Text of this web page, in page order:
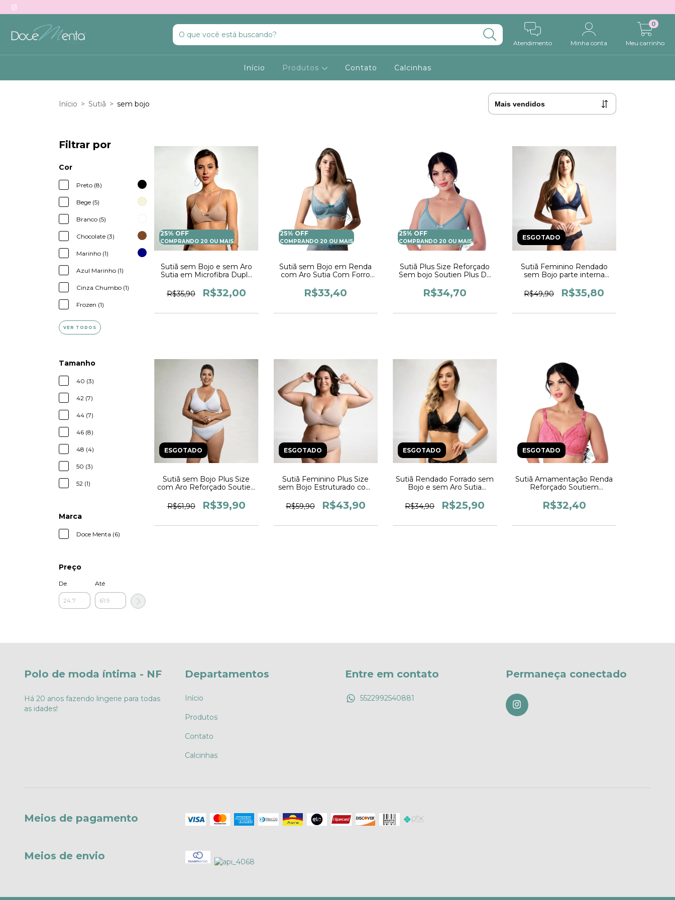
Atendimento Minha conta Meu carrinho
0
Início Produtos Contato Calcinhas
Início > Sutiã > sem bojo
Filtrar por
Cor
Preto (8)
Bege (5)
Branco (5)
Chocolate (3)
Marinho (1)
Azul Marinho (1)
Cinza Chumbo (1)
Frozen (1)
VER TODOS
Tamanho
40 (3)
42 (7)
44 (7)
46 (8)
48 (4)
50 (3)
52 (1)
Marca
Doce Menta (6)
Preço
De Até
25% OFF
COMPRANDO 20 OU MAIS
Sutiã sem Bojo e sem Aro
Sutia em Microfibra Duplo
R$35,90
R$32,00
25% OFF
COMPRANDO 20 OU MAIS
Sutiã sem Bojo em Renda
com Aro Sutia Com Forro
R$33,40
25% OFF
COMPRANDO 20 OU MAIS
Sutiã Plus Size Reforçado
Sem bojo Soutien Plus De
Sustentação Lingerie Sutia
Feminina
R$34,70
ESGOTADO
Sutiã Feminino Rendado
sem Bojo parte interna
fecho de três regulágens
R$49,90 R$35,80
ESGOTADO
Sutiã sem Bojo Plus Size
com Aro Reforçado Soutien
Embutido Sutia Feminino
R$61,90 R$39,90
ESGOTADO
Sutiã Feminino Plus Size
sem Bojo Estruturado com
com 3 Regulágens
R$59,90 R$43,90
ESGOTADO
Sutiã Rendado Forrado sem
Bojo e sem Aro Sutia
Reguláveis Lingerie
Feminina
R$34,90 R$25,90
ESGOTADO
Sutiã Amamentação Renda
Reforçado Soutiem
com abertura Para
Amamentação Lingerie
R$32,40
Polo de moda íntima - NF
Há 20 anos fazendo lingerie para todas
as idades!
Departamentos
Início
Produtos
Contato
Calcinhas
Entre em contato
5522992540881
Permaneça conectado
Meios de pagamento
Meios de envio